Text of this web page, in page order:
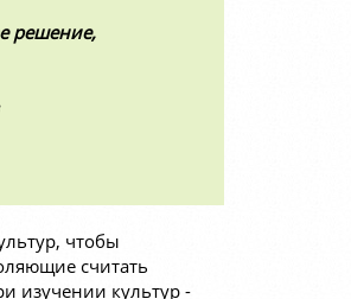
решение,
чтобы
считать
изучении культур -